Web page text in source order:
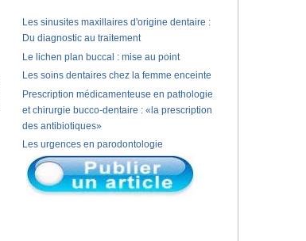
Les sinusites maxillaires d'origine dentaire :
Du diagnostic au traitement
Le lichen plan buccal : mise au point
Les soins dentaires chez la femme enceinte
Prescription médicamenteuse en pathologie
et chirurgie bucco-dentaire : «la prescription
des antibiotiques»
Les urgences en parodontologie